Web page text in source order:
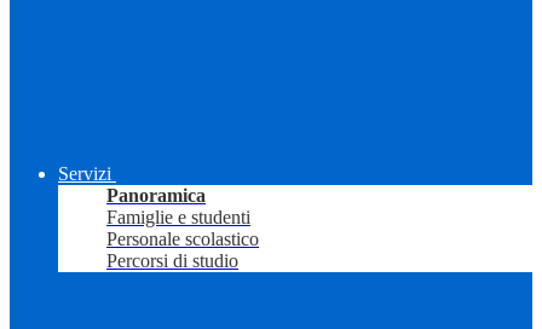
Servizi
Panoramica
Famiglie e studenti
Personale scolastico
Percorsi di studio